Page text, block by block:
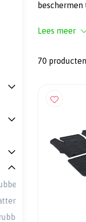
Lees meer
70 producten
rubber